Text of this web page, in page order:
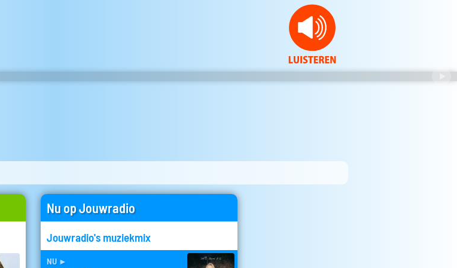
Nu op Jouwradio
Jouwradio's muziekmix
nu ►